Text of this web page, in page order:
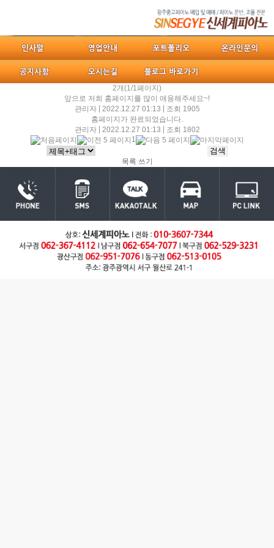
2개(1/1페이지)
앞으로 저희 홈페이지를 많이 애용해주세요~!
관리자
2022.12.27 01:13
조회 1905
홈페이지가 완료되었습니다.
관리자
2022.12.27 01:13
조회 1802
1
목록 쓰기